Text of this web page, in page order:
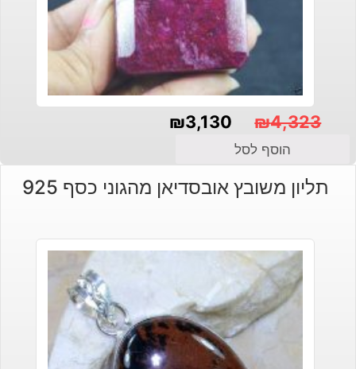
₪4,323
המקורי
היה:
₪3,130
הנוכחי
הוא:
הוסף לסל
תליון משובץ אובסדיאן מהגוני כסף 925